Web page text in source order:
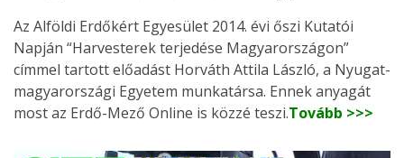
Az Alföldi Erdőkért Egyesület 2014. évi őszi Kutatói
Napján “Harvesterek terjedése Magyarországon”
címmel tartott előadást Horváth Attila László, a Nyugat-
magyarországi Egyetem munkatársa. Ennek anyagát
most az Erdő-Mező Online is közzé teszi.Tovább >>>